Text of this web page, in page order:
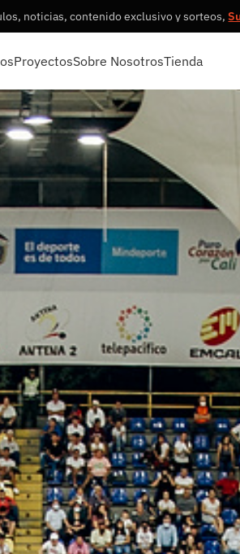
noticias, contenido exclusivo y sorteos,
ProyectosSobre NosotrosTienda